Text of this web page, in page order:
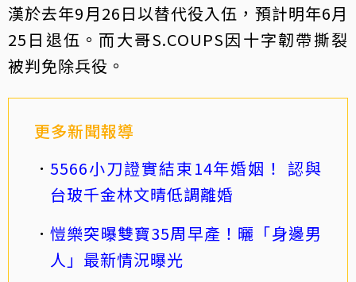
漢於去年9月26日以替代役入伍，預計明年6月
25日退伍。而大哥S.COUPS因十字韌帶撕裂
被判免除兵役。
更多新聞報導
5566小刀證實結束14年婚姻！ 認與
台玻千金林文晴低調離婚
愷樂突曝雙寶35周早產！曬「身邊男
人」最新情況曝光